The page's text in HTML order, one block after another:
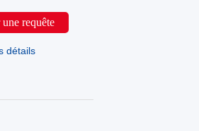
requête
détails